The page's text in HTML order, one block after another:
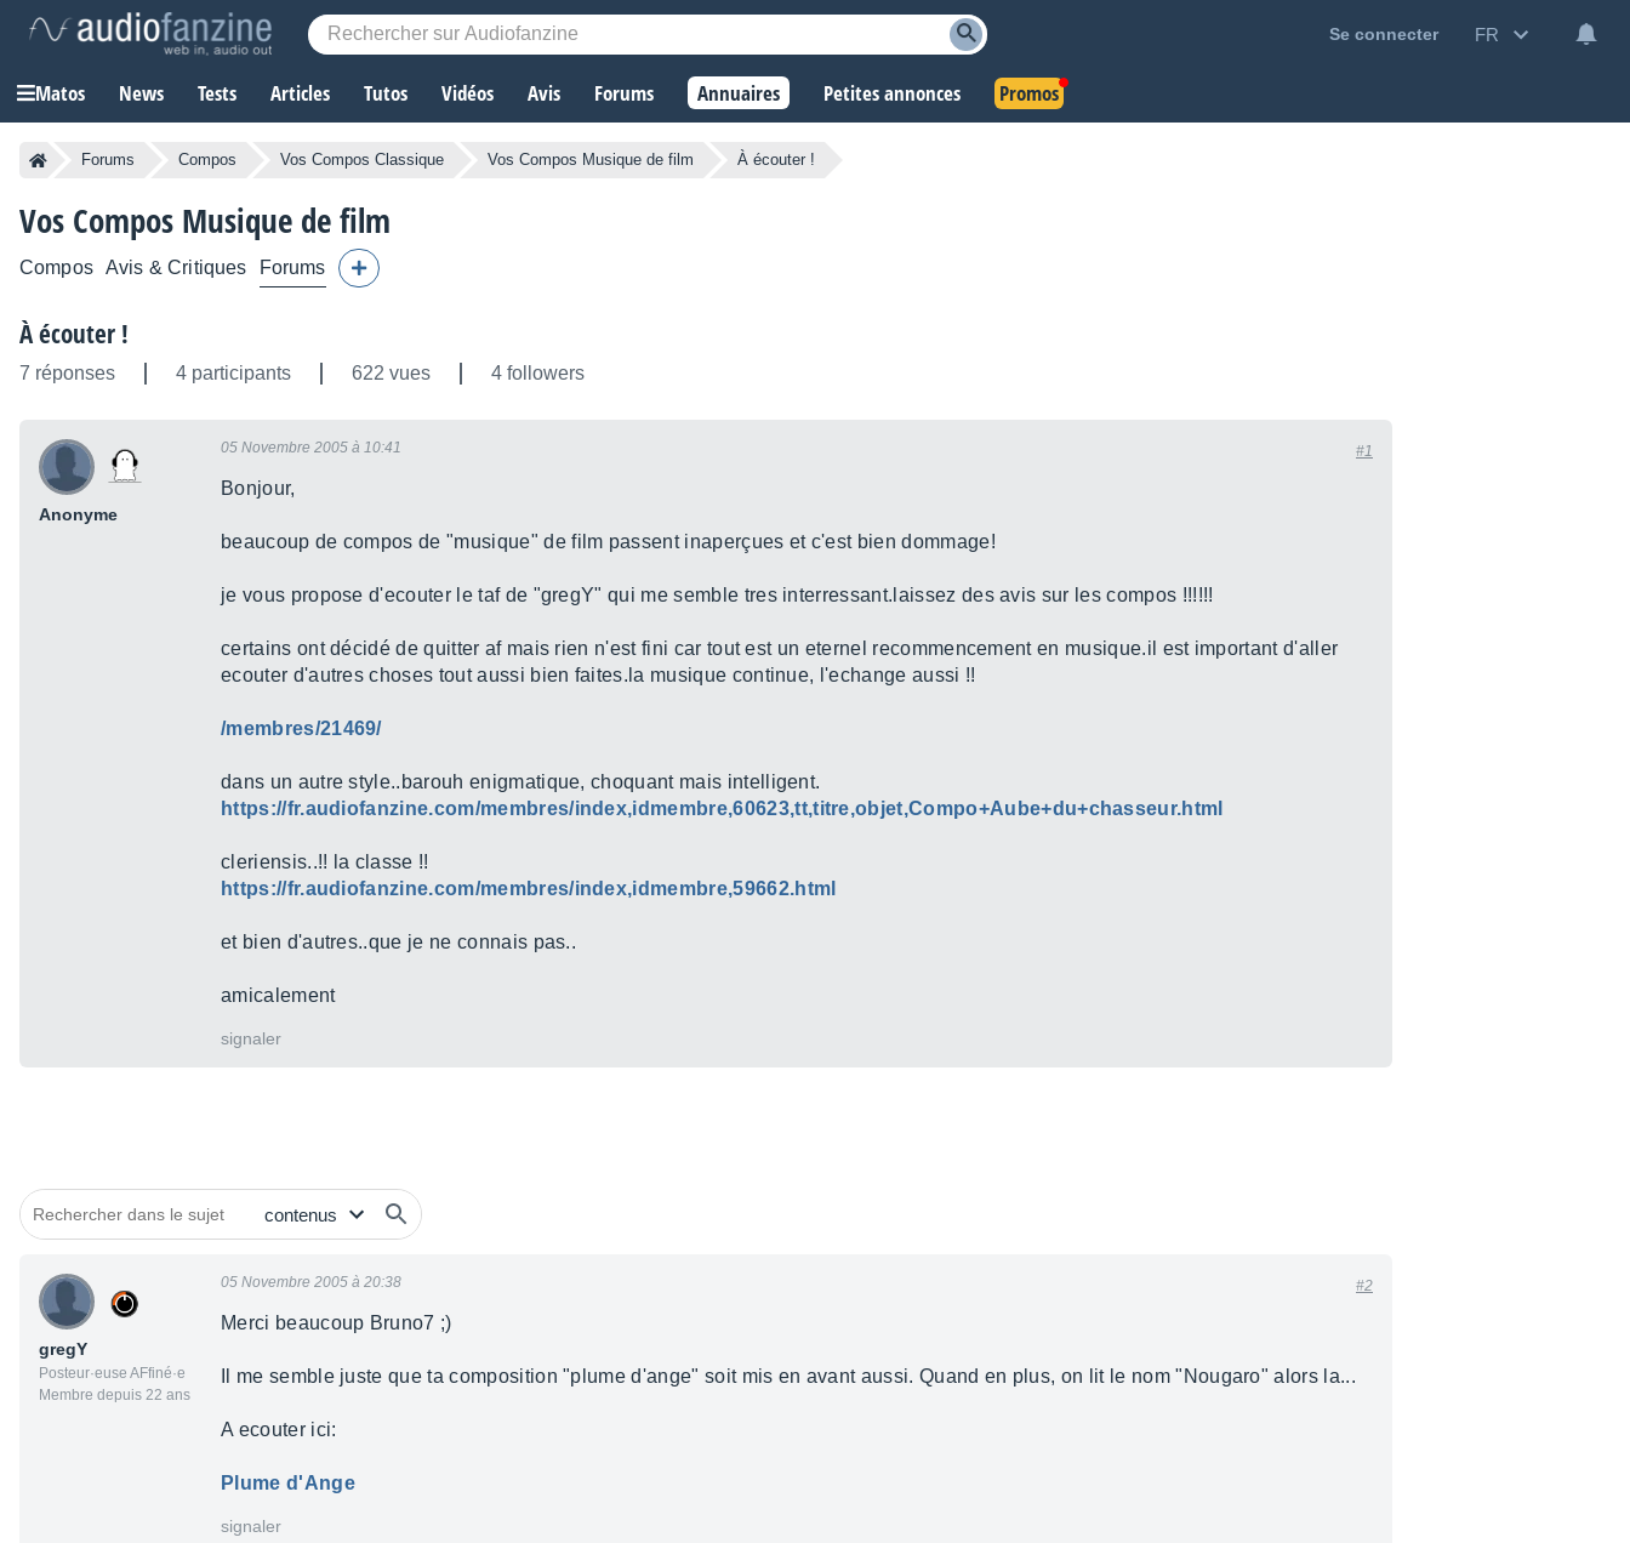
Se connecter FR
Matos News Tests Articles Tutos Vidéos Avis Forums Annuaires Petites annonces Promos
Forums Compos Vos Compos Classique Vos Compos Musique de film À écouter !
Vos Compos Musique de film
Compos Avis & Critiques Forums
À écouter !
7 réponses 4 participants 622 vues 4 followers
Anonyme
05 Novembre 2005 à 10:41 #1
Bonjour,
beaucoup de compos de "musique" de film passent inaperçues et c'est bien dommage!
je vous propose d'ecouter le taf de "gregY" qui me semble tres interressant.laissez des avis sur les compos !!!!!!
certains ont décidé de quitter af mais rien n'est fini car tout est un eternel recommencement en musique.il est important d'aller
ecouter d'autres choses tout aussi bien faites.la musique continue, l'echange aussi !!
/membres/21469/
dans un autre style..barouh enigmatique, choquant mais intelligent.
https://fr.audiofanzine.com/membres/index,idmembre,60623,tt,titre,objet,Compo+Aube+du+chasseur.html
cleriensis..!! la classe !!
https://fr.audiofanzine.com/membres/index,idmembre,59662.html
et bien d'autres..que je ne connais pas..
amicalement
signaler
gregY
Posteur·euse AFfiné·e
Membre depuis 22 ans
05 Novembre 2005 à 20:38 #2
Merci beaucoup Bruno7 ;)
Il me semble juste que ta composition "plume d'ange" soit mis en avant aussi. Quand en plus, on lit le nom "Nougaro" alors la...
A ecouter ici:
Plume d'Ange
signaler